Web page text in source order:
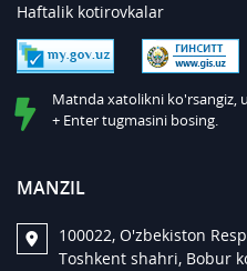
Haftalik kotirovkalar
Matnda xatolikni ko'rsangiz,
+ Enter tugmasini bosing.
MANZIL
100022, O'zbekiston
Toshkent shahri, Bobur